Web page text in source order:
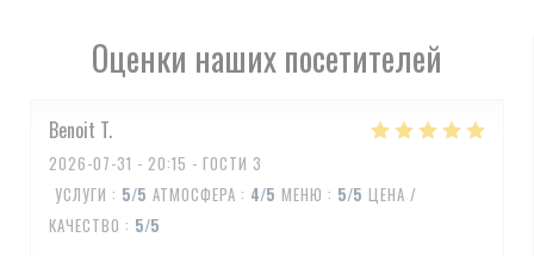
Оценки наших посетителей
Benoit T
2026-07-31 - 20:15 - ГОСТИ 3
УСЛУГИ : 5/5 АТМОСФЕРА : 4/5 МЕНЮ : 5/5 ЦЕНА /
КАЧЕСТВО : 5/5